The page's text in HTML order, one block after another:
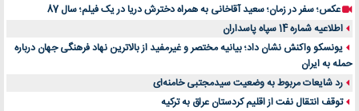
عکس؛ سفر در زمان؛ سعید آقاخانی به همراه دخترش دریا در یک فیلم؛ سال 87
اطلاعیه شماره 14 سپاه پاسداران
یونسکو واکنش نشان داد؛ بیانیه مختصر و غیرمفید از بالاترین نهاد فرهنگی جهان درباره
حمله به ایران
رد شایعات مربوط به وضعیت سیدمجتبی خامنه‌ای
توقف انتقال نفت از اقلیم کردستان عراق به ترکیه